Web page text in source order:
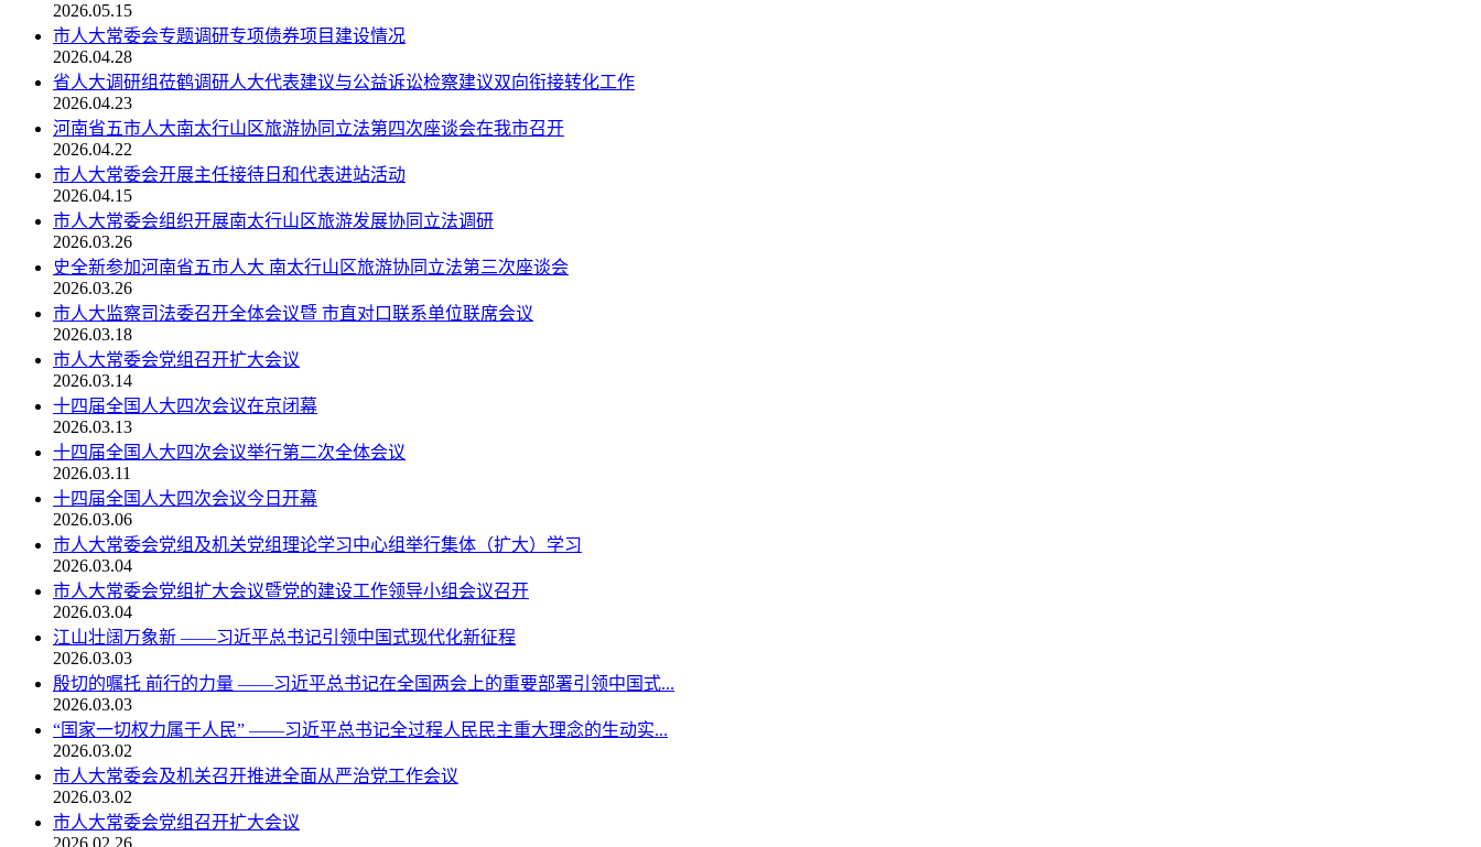
2026.05.15
市人大常委会专题调研专项债券项目建设情况
2026.04.28
省人大调研组莅鹤调研人大代表建议与公益诉讼检察建议双向衔接转化工作
2026.04.23
河南省五市人大南太行山区旅游协同立法第四次座谈会在我市召开
2026.04.22
市人大常委会开展主任接待日和代表进站活动
2026.04.15
市人大常委会组织开展南太行山区旅游发展协同立法调研
2026.03.26
史全新参加河南省五市人大 南太行山区旅游协同立法第三次座谈会
2026.03.26
市人大监察司法委召开全体会议暨 市直对口联系单位联席会议
2026.03.18
市人大常委会党组召开扩大会议
2026.03.14
十四届全国人大四次会议在京闭幕
2026.03.13
十四届全国人大四次会议举行第二次全体会议
2026.03.11
十四届全国人大四次会议今日开幕
2026.03.06
市人大常委会党组及机关党组理论学习中心组举行集体（扩大）学习
2026.03.04
市人大常委会党组扩大会议暨党的建设工作领导小组会议召开
2026.03.04
江山壮阔万象新 ——习近平总书记引领中国式现代化新征程
2026.03.03
殷切的嘱托 前行的力量 ——习近平总书记在全国两会上的重要部署引领中国式...
2026.03.03
“国家一切权力属于人民” ——习近平总书记全过程人民民主重大理念的生动实...
2026.03.02
市人大常委会及机关召开推进全面从严治党工作会议
2026.03.02
市人大常委会党组召开扩大会议
2026.02.26